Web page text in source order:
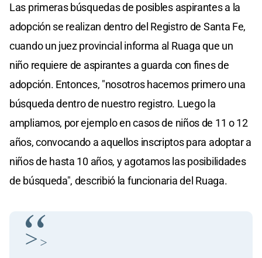
Las primeras búsquedas de posibles aspirantes a la
adopción se realizan dentro del Registro de Santa Fe,
cuando un juez provincial informa al Ruaga que un
niño requiere de aspirantes a guarda con fines de
adopción. Entonces, "nosotros hacemos primero una
búsqueda dentro de nuestro registro. Luego la
ampliamos, por ejemplo en casos de niños de 11 o 12
años, convocando a aquellos inscriptos para adoptar a
niños de hasta 10 años, y agotamos las posibilidades
de búsqueda", describió la funcionaria del Ruaga.
> >